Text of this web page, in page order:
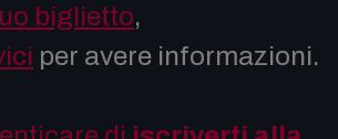
biglietto,
per avere informazioni.